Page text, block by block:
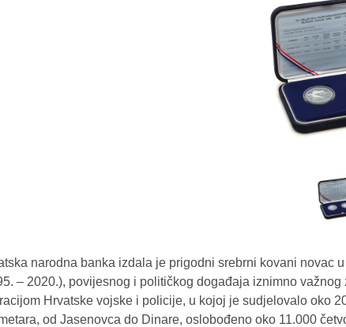
narodna banka izdala je prigodni srebrni kovani novac
– 2020.), povijesnog i političkog događaja iznimno
Hrvatske vojske i policije, u kojoj je sudjelovalo oko
od Jasenovca do Dinare, oslobođeno oko 11.000